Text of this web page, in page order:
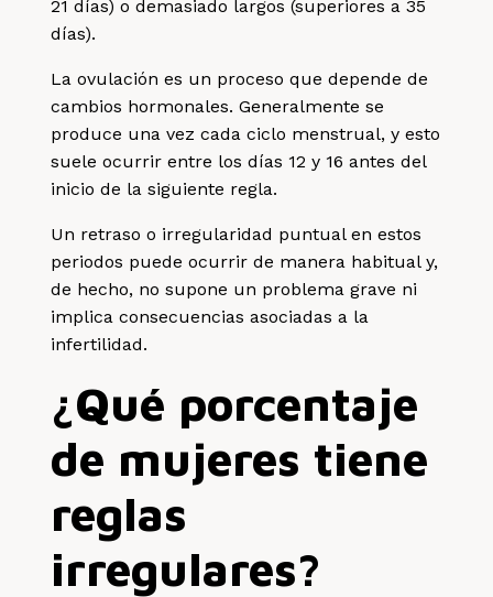
21 días) o demasiado largos (superiores a 35
días).
La ovulación es un proceso que depende de
cambios hormonales. Generalmente se
produce una vez cada ciclo menstrual, y esto
suele ocurrir entre los días 12 y 16 antes del
inicio de la siguiente regla.
Un retraso o irregularidad puntual en estos
periodos puede ocurrir de manera habitual y,
de hecho, no supone un problema grave ni
implica consecuencias asociadas a la
infertilidad.
¿Qué porcentaje
de mujeres tiene
reglas
irregulares?